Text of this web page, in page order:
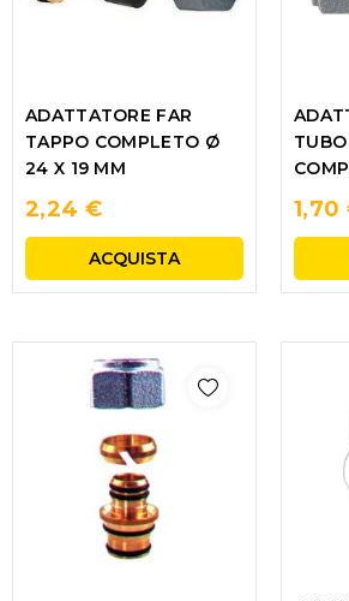
ADATTATORE FAR
TAPPO COMPLETO Ø
24 X 19 MM
2,24 €
ACQUISTA
1,70